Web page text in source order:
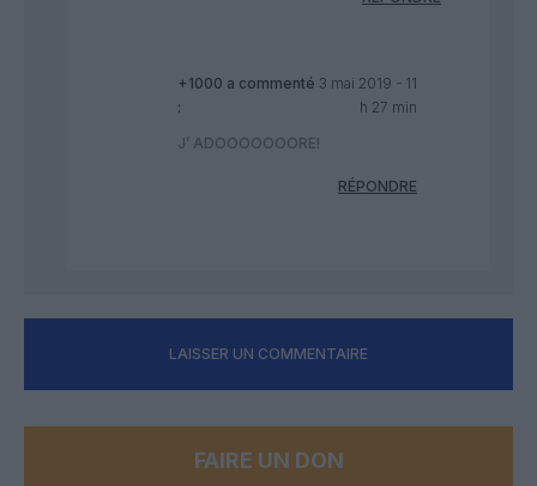
+1000 a commenté
:
3 mai 2019 - 11
h 27 min
J’ ADOOOOOOORE!
RÉPONDRE
LAISSER UN COMMENTAIRE
FAIRE UN DON